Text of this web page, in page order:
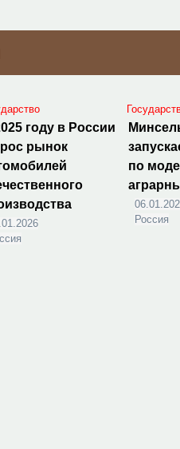
году в России
рынок
по
Россия